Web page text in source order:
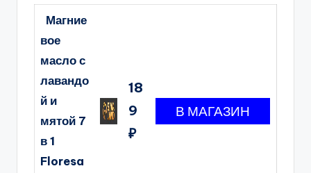
Магние
вое
масло с
лавандо
й и
мятой 7
в 1
Floresa
18
9
₽